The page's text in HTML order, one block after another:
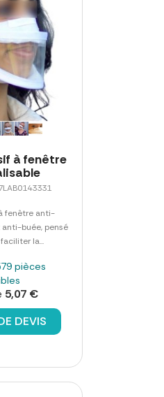
à fenêtre
fenêtre anti-
buée, pensé
la...
pièces
5,07 €
DEVIS